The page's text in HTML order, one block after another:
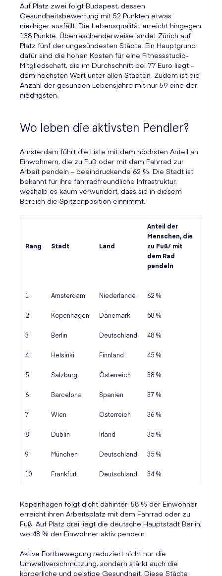
Auf Platz zwei folgt Budapest, dessen
Gesundheitsbewertung mit 52 Punkten etwas
niedriger ausfällt. Die Lebensqualität erreicht hingegen
138 Punkte. Überraschenderweise landet Zürich auf
Platz fünf der ungesündesten Städte. Ein Hauptgrund
dafür sind die hohen Kosten für eine Fitnessstudio-
Mitgliedschaft, die im Durchschnitt bei 77 Euro liegt –
dem höchsten Wert unter allen Städten. Zudem ist die
Anzahl der gesunden Lebensjahre mit nur 59 eine der
niedrigsten.
Wo leben die aktivsten Pendler?
Amsterdam führt die Liste mit dem höchsten Anteil an
Einwohnern, die zu Fuß oder mit dem Fahrrad zur
Arbeit pendeln – beeindruckende 62 %. Die Stadt ist
bekannt für ihre fahrradfreundliche Infrastruktur,
weshalb es kaum verwundert, dass sie in diesem
Bereich die Spitzenposition einnimmt.
Rang Stadt Land
Anteil der
Menschen, die
zu Fuß/ mit
dem Rad
pendeln
1 Amsterdam Niederlande 62 %
2 Kopenhagen Dänemark 58 %
3 Berlin Deutschland 48 %
4 Helsinki Finnland 45 %
5 Salzburg Österreich 38 %
6 Barcelona Spanien 37 %
7 Wien Österreich 36 %
8 Dublin Irland 35 %
9 München Deutschland 35 %
10 Frankfurt Deutschland 34 %
Kopenhagen folgt dicht dahinter; 58 % der Einwohner
erreicht ihren Arbeitsplatz mit dem Fahrrad oder zu
Fuß. Auf Platz drei liegt die deutsche Hauptstadt Berlin,
wo 48 % der Einwohner aktiv pendeln.
Aktive Fortbewegung reduziert nicht nur die
Umweltverschmutzung, sondern stärkt auch die
körperliche und geistige Gesundheit. Diese Städte